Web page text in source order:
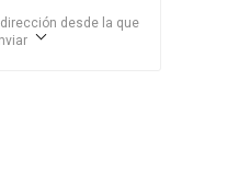
desde la que